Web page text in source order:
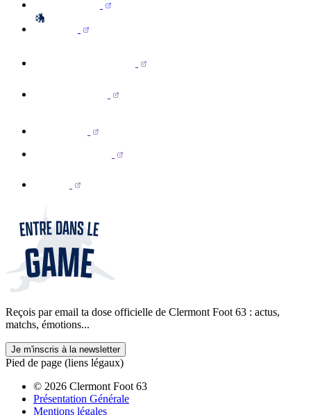
Reçois par email ta dose officielle de Clermont Foot 63 : actus,
matchs, émotions...
Je m'inscris à la newsletter
Pied de page (liens légaux)
© 2026 Clermont Foot 63
Présentation Générale
Mentions légales